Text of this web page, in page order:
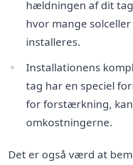
hældningen af dit
hvor mange
installeres.
Installationens
tag har en speciel
for forstærkning,
omkostningerne.
Det er også værd at